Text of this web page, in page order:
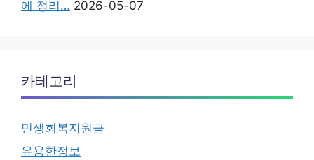
에 정리… 2026-05-07
카테고리
민생회복지원금
유용한정보